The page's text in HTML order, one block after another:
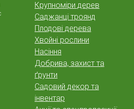
Крупноміри дерев
Саджанці троянд
Плодові дерева
Хвойні рослини
Насіння
Добрива, захист та
ґрунти
Садовий декор та
інвентар